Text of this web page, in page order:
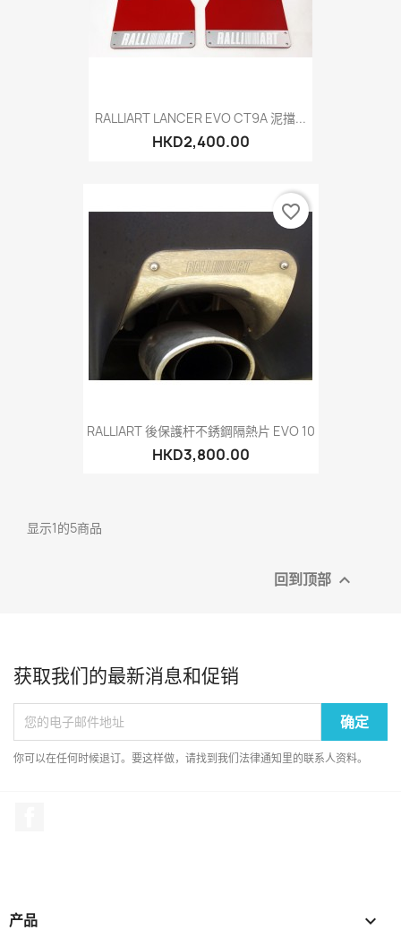
RALLIART LANCER EVO CT9A 泥擋...
HKD2,400.00
RALLIART 後保護杆不銹鋼隔熱片 EVO 10
HKD3,800.00
favorite_border
显示1的5商品
回到顶部 
获取我们的最新消息和促销
你可以在任何时候退订。要这样做，请找到我们法律通知里的联系人资料。
产品 